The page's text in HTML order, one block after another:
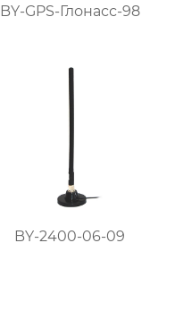
BY-GPS-Глонасс-98
BY-2400-06-09